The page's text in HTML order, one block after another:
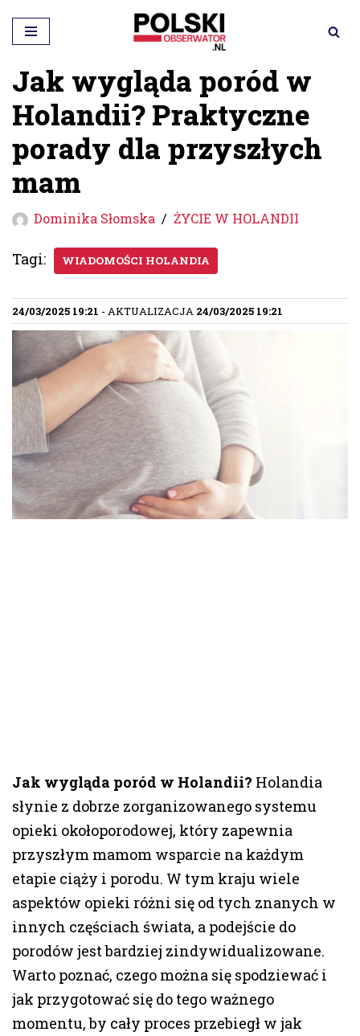
Przejdź
do
treści
Jak wygląda poród w
Holandii? Praktyczne
porady dla przyszłych
mam
Dominika Słomska ŻYCIE W HOLANDII
Tagi: WIADOMOŚCI HOLANDIA
24/03/2025 19:21 - AKTUALIZACJA 24/03/2025 19:21
Jak wygląda poród w Holandii? Holandia
słynie z dobrze zorganizowanego systemu
opieki okołoporodowej, który zapewnia
przyszłym mamom wsparcie na każdym
etapie ciąży i porodu. W tym kraju wiele
aspektów opieki różni się od tych znanych w
innych częściach świata, a podejście do
porodów jest bardziej zindywidualizowane.
Warto poznać, czego można się spodziewać i
jak przygotować się do tego ważnego
momentu, by cały proces przebiegł w jak